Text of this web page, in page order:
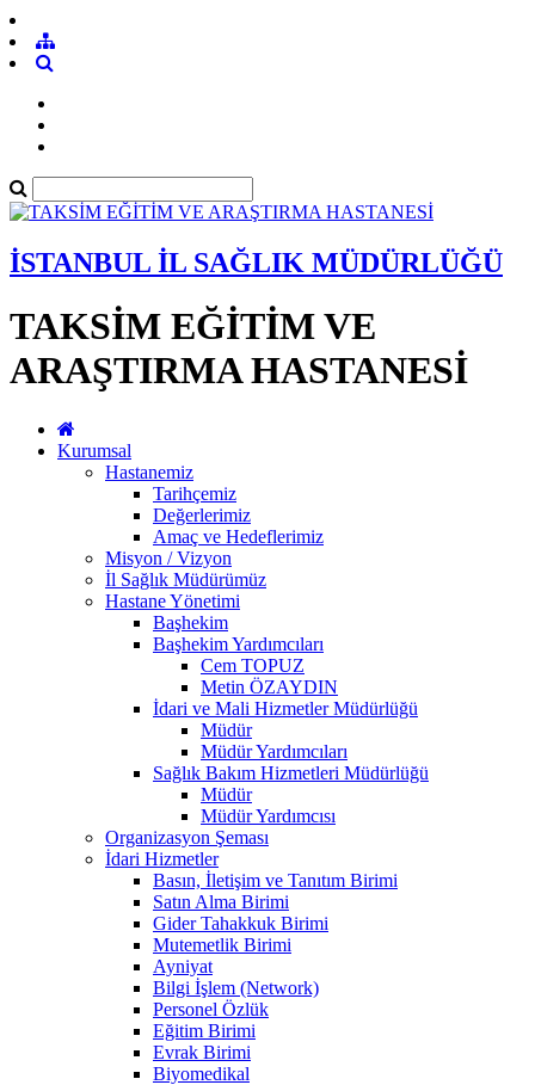
İSTANBUL İL SAĞLIK MÜDÜRLÜĞÜ
TAKSİM EĞİTİM VE
ARAŞTIRMA HASTANESİ
Kurumsal
Hastanemiz
Tarihçemiz
Değerlerimiz
Amaç ve Hedeflerimiz
Misyon / Vizyon
İl Sağlık Müdürümüz
Hastane Yönetimi
Başhekim
Başhekim Yardımcıları
Cem TOPUZ
Metin ÖZAYDIN
İdari ve Mali Hizmetler Müdürlüğü
Müdür
Müdür Yardımcıları
Sağlık Bakım Hizmetleri Müdürlüğü
Müdür
Müdür Yardımcısı
Organizasyon Şeması
İdari Hizmetler
Basın, İletişim ve Tanıtım Birimi
Satın Alma Birimi
Gider Tahakkuk Birimi
Mutemetlik Birimi
Ayniyat
Bilgi İşlem (Network)
Personel Özlük
Eğitim Birimi
Evrak Birimi
Biyomedikal